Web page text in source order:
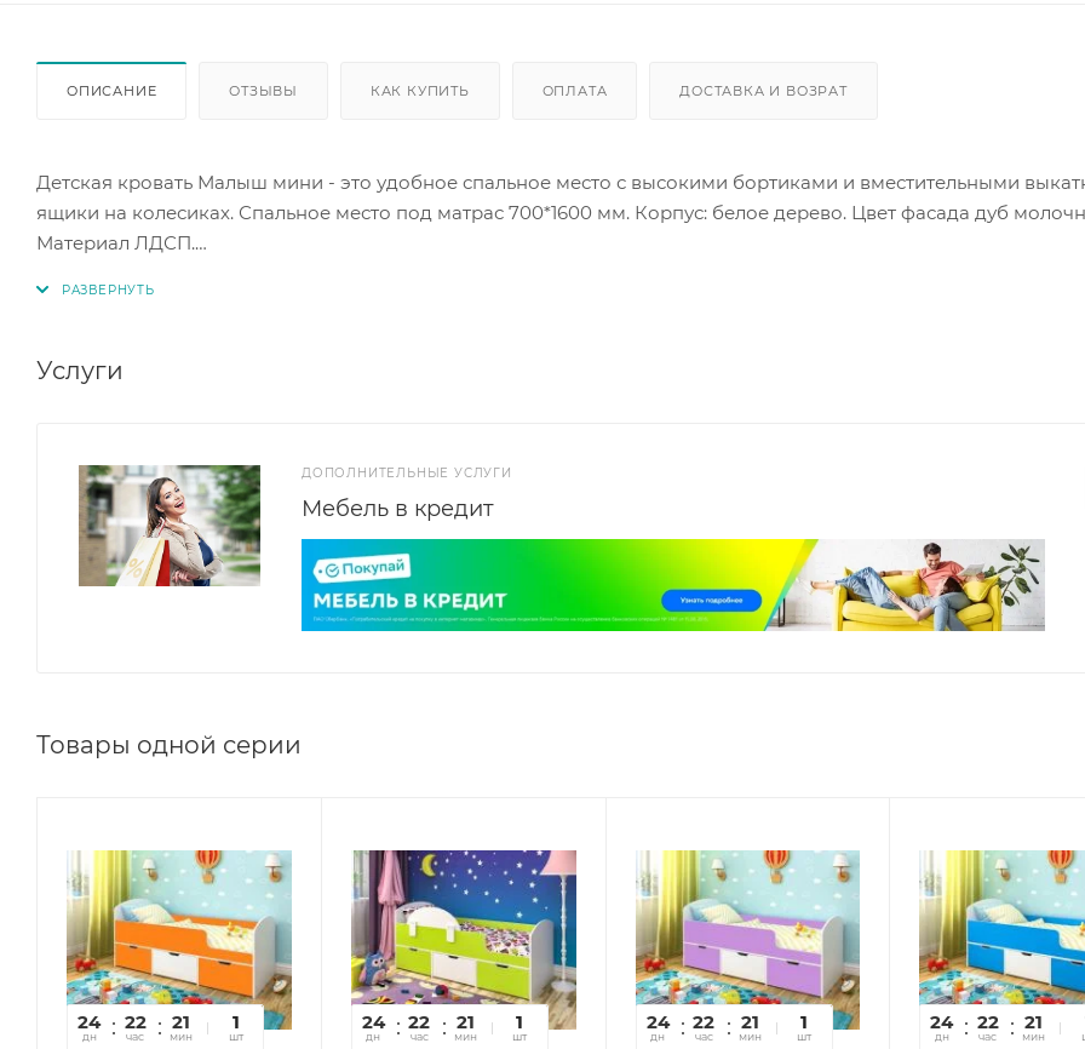
ОПИСАНИЕ ОТЗЫВЫ КАК КУПИТЬ ОПЛАТА ДОСТАВКА И ВОЗРАТ
Детская кровать Малыш мини - это удобное спальное место с высокими бортиками и вместительными
ящики на колесиках. Спальное место под матрас 700*1600 мм. Корпус: белое дерево. Цвет фасада дуб
Материал ЛДСП.
Услуги
ДОПОЛНИТЕЛЬНЫЕ УСЛУГИ
Мебель в кредит
Товары одной серии
24
дн
22
час
21
мин
10
сек
1
шт
24
дн
22
час
21
мин
10
сек
1
шт
24
дн
22
час
21
мин
10
сек
1
шт
24
дн
22
час
21
мин